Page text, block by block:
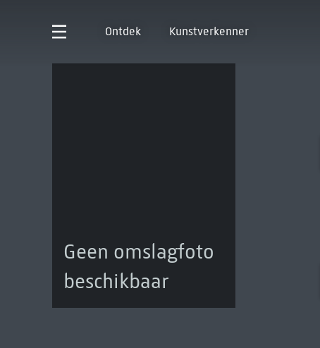
Ontdek Kunstverkenner
Geen omslagfoto
beschikbaar